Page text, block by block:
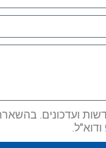
ועדכונים.